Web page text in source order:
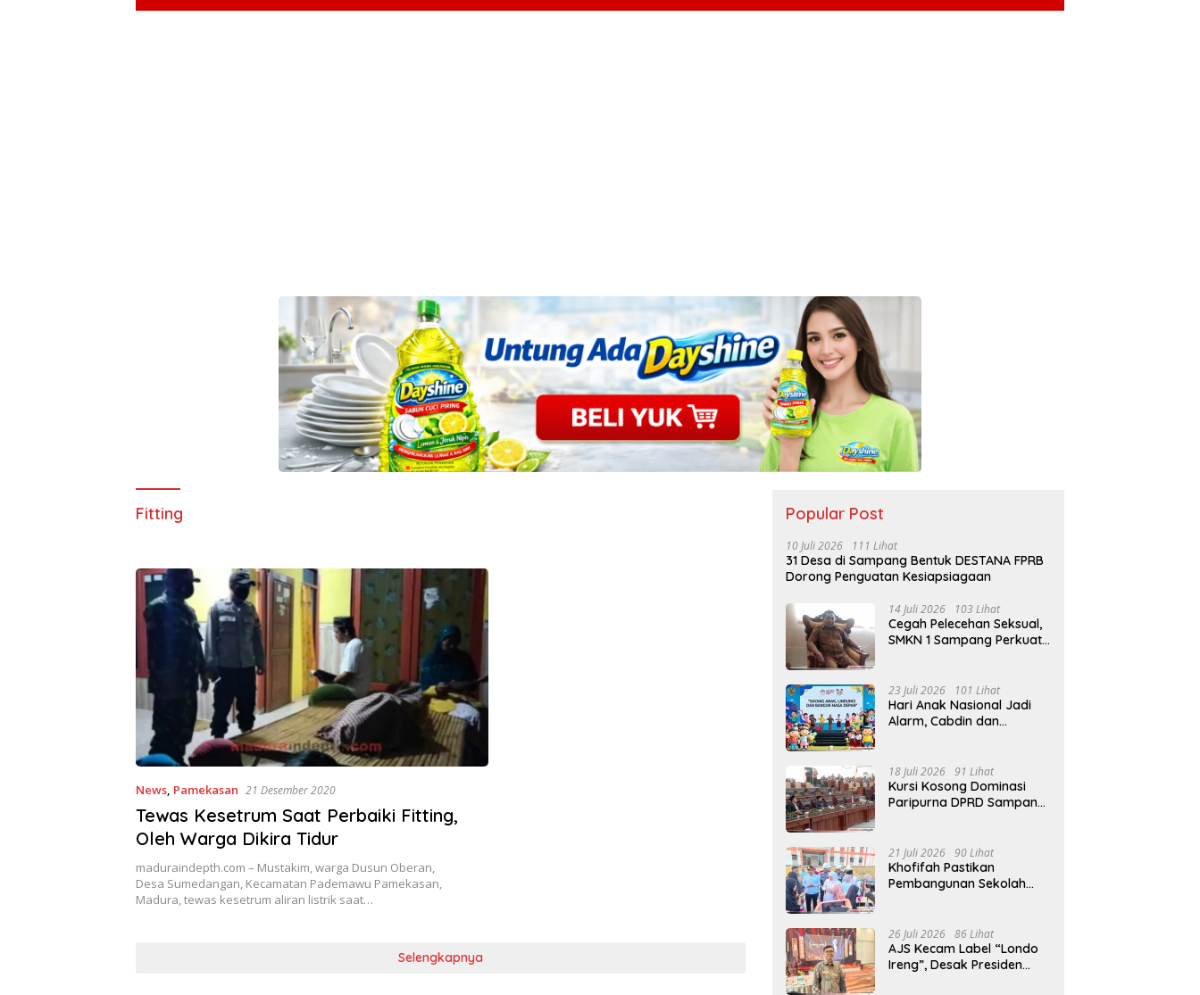
Fitting
News, Pamekasan 21 Desember 2020
Tewas Kesetrum Saat Perbaiki Fitting,
Oleh Warga Dikira Tidur
maduraindepth.com – Mustakim, warga Dusun Oberan,
Desa Sumedangan, Kecamatan Pademawu Pamekasan,
Madura, tewas kesetrum aliran listrik saat…
Selengkapnya
Popular Post
10 Juli 2026 111 Lihat
31 Desa di Sampang Bentuk DESTANA FPRB
Dorong Penguatan Kesiapsiagaan
14 Juli 2026 103 Lihat
Cegah Pelecehan Seksual,
SMKN 1 Sampang Perkuat
23 Juli 2026 101 Lihat
Hari Anak Nasional Jadi
Alarm, Cabdin dan
Kekerasan Seksual Anak
18 Juli 2026 91 Lihat
Kursi Kosong Dominasi
Paripurna DPRD Sampang,
21 Juli 2026 90 Lihat
Khofifah Pastikan
Pembangunan Sekolah
Indonesia Emas
26 Juli 2026 86 Lihat
AJS Kecam Label “Londo
Ireng”, Desak Presiden